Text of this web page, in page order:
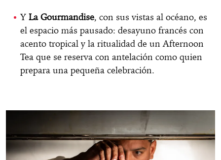
Y La Gourmandise, con sus vistas al océano, es
el espacio más pausado: desayuno francés con
acento tropical y la ritualidad de un Afternoon
Tea que se reserva con antelación como quien
prepara una pequeña celebración.